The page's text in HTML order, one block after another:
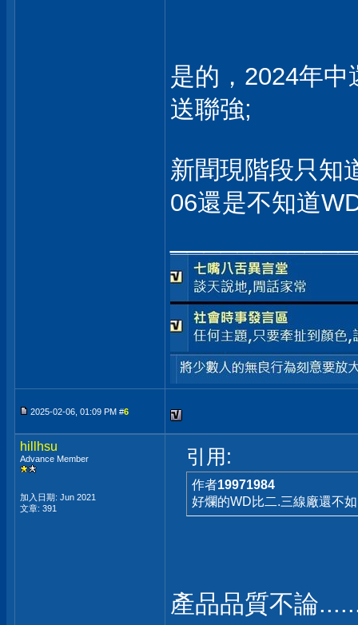
是的，2024年
送聯強;
新聞現階段只知
06還是不知道
2025-02-06, 01:09 PM #6
hillhsu
Advance Member
加入日期: Jun 2021
文章: 391
引用:
作者19971984
好爛的WD比二.三線廠還不
產品品質不論